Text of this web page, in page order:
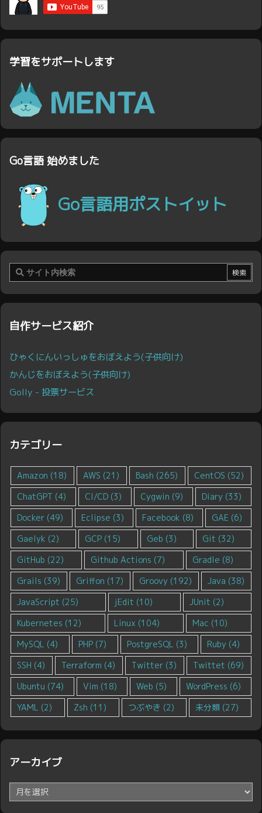
学習をサポートします
Go言語 始めました
Go言語用ポストイット
自作サービス紹介
ひゃくにんいっしゅをおぼえよう(子供向け)
かんじをおぼえよう(子供向け)
Golly - 投票サービス
カテゴリー
Amazon (18) AWS (21) Bash (265) CentOS (52)
ChatGPT (4) CI/CD (3) Cygwin (9) Diary (33)
Docker (49) Eclipse (3) Facebook (8) GAE (6)
Gaelyk (2) GCP (15) Geb (3) Git (32)
GitHub (22) Github Actions (7) Gradle (8)
Grails (39) Griffon (17) Groovy (192) Java (38)
JavaScript (25) jEdit (10) JUnit (2)
Kubernetes (12) Linux (104) Mac (10)
MySQL (4) PHP(7) PostgreSQL (3) Ruby (4)
SSH (4) Terraform (4) Twitter (3) Twittet (69)
Ubuntu (74) Vim (18) Web (5) WordPress (6)
YAML (2) Zsh (11) つぶやき (2) 未分類 (27)
アーカイブ
ー